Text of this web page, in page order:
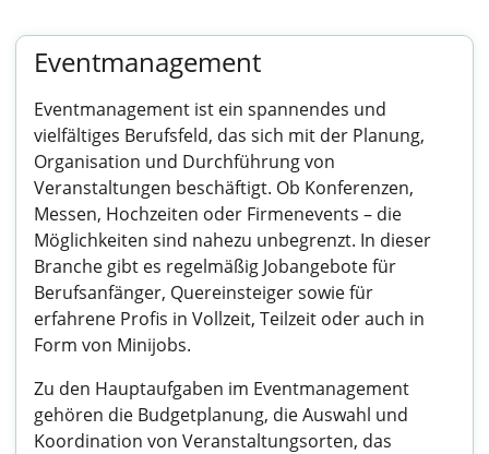
Eventmanagement
Eventmanagement ist ein spannendes und
vielfältiges Berufsfeld, das sich mit der Planung,
Organisation und Durchführung von
Veranstaltungen beschäftigt. Ob Konferenzen,
Messen, Hochzeiten oder Firmenevents – die
Möglichkeiten sind nahezu unbegrenzt. In dieser
Branche gibt es regelmäßig Jobangebote für
Berufsanfänger, Quereinsteiger sowie für
erfahrene Profis in Vollzeit, Teilzeit oder auch in
Form von Minijobs.
Zu den Hauptaufgaben im Eventmanagement
gehören die Budgetplanung, die Auswahl und
Koordination von Veranstaltungsorten, das